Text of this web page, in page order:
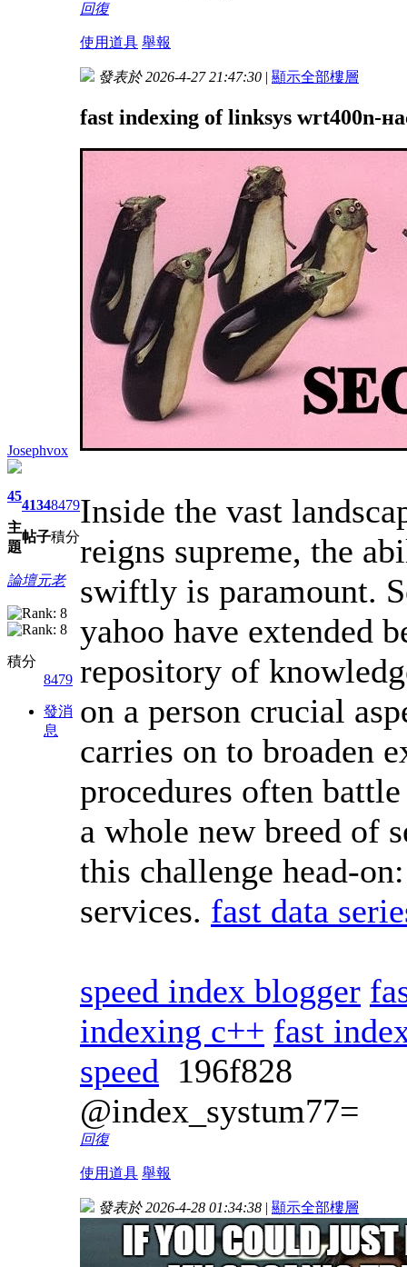
回復
使用道具 舉報
Josephvox
45
主
題
4134
帖子
8479
積分
論壇元老
積分
8479
發消
息
發表於 2026-4-27 21:47:30 | 顯示全部樓層
fast indexing of linksys wrt400n-
Inside the vast
reigns supreme, the
swiftly is paramount.
yahoo have extended
repository of
on a person crucial
carries on to broaden
procedures often
a whole new breed of
this challenge head-
services. fast data
speed index blogger
indexing c++ fast
speed 196f828
@index_systum77=
回復
使用道具 舉報
發表於 2026-4-28 01:34:38 | 顯示全部樓層